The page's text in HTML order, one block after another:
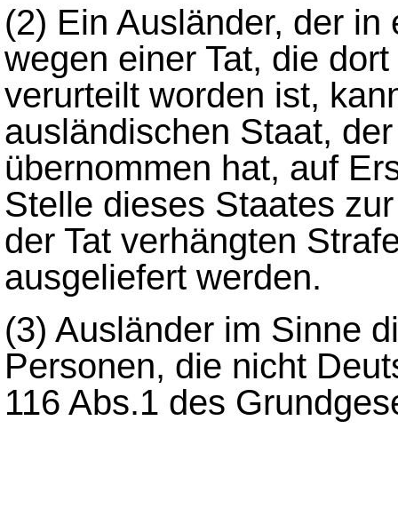
(2) Ein Ausländer, der
wegen einer Tat, die
verurteilt worden ist,
ausländischen Staat,
übernommen hat, auf
Stelle dieses Staates
der Tat verhängten
ausgeliefert werden.
(3) Ausländer im Sinne
Personen, die nicht
116 Abs.1 des